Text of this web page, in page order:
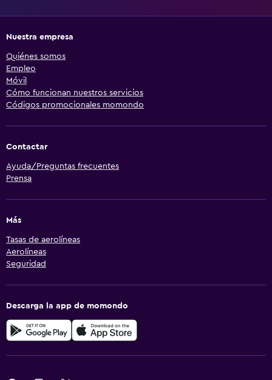
Nuestra empresa
Quiénes somos
Empleo
Móvil
Cómo funcionan nuestros servicios
Códigos promocionales momondo
Contactar
Ayuda/Preguntas frecuentes
Prensa
Más
Tasas de aerolíneas
Aerolíneas
Seguridad
Descarga la app de momondo